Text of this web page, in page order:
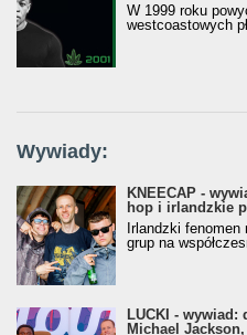
W 1999 roku
westcoastowych
Wywiady:
KNEECAP -
hop i irlandzkie
Irlandzki
grup na
LUCKI -
Michael